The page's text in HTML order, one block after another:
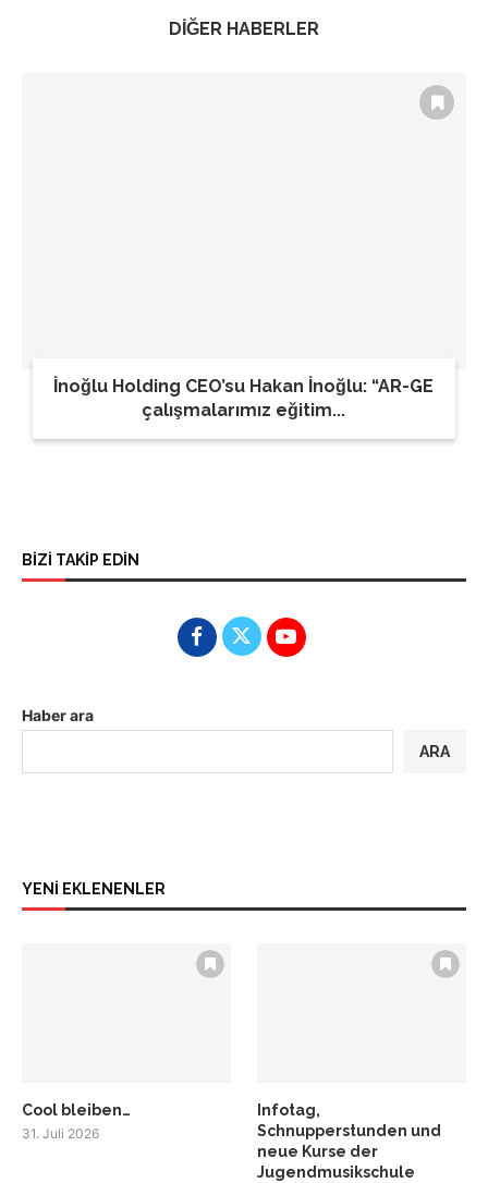
DİĞER HABERLER
İnoğlu Holding CEO’su Hakan İnoğlu: “AR-GE
çalışmalarımız eğitim...
BİZİ TAKİP EDİN
Haber ara
ARA
YENİ EKLENENLER
Cool bleiben…
31. Juli 2026
Infotag,
Schnupperstunden und
neue Kurse der
Jugendmusikschule